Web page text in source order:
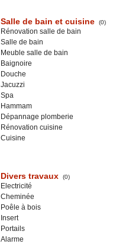
Salle de bain et cuisine (0)
Rénovation salle de bain
Salle de bain
Meuble salle de bain
Baignoire
Douche
Jacuzzi
Spa
Hammam
Dépannage plomberie
Rénovation cuisine
Cuisine
Divers travaux (0)
Electricité
Cheminée
Poêle à bois
Insert
Portails
Alarme